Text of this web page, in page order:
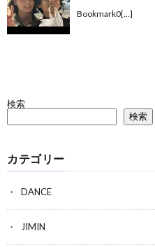
Bookmark0[…]
検索
検索
カテゴリー
DANCE
JIMIN